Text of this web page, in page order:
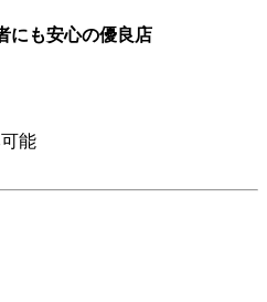
にも安心の優良店
能